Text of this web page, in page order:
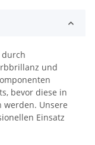
durch
und
bevor diese in
werden. Unsere
Einsatz